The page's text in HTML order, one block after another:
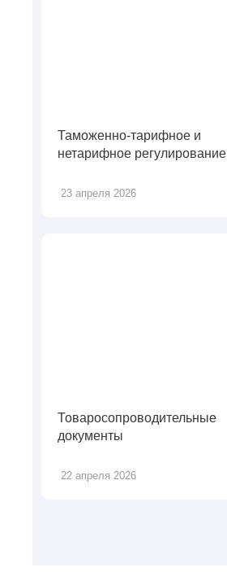
23 апреля 2026
Таможенно-тарифное и
нетарифное регулирование
22 апреля 2026
Товаросопроводительные
документы